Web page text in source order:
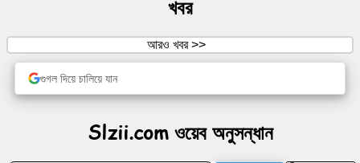
আলোচ্যসূচি
খবর
আরও খবর >>
গুগল দিয়ে চালিয়ে যান
Slzii.com ওয়েব অনুসন্ধান